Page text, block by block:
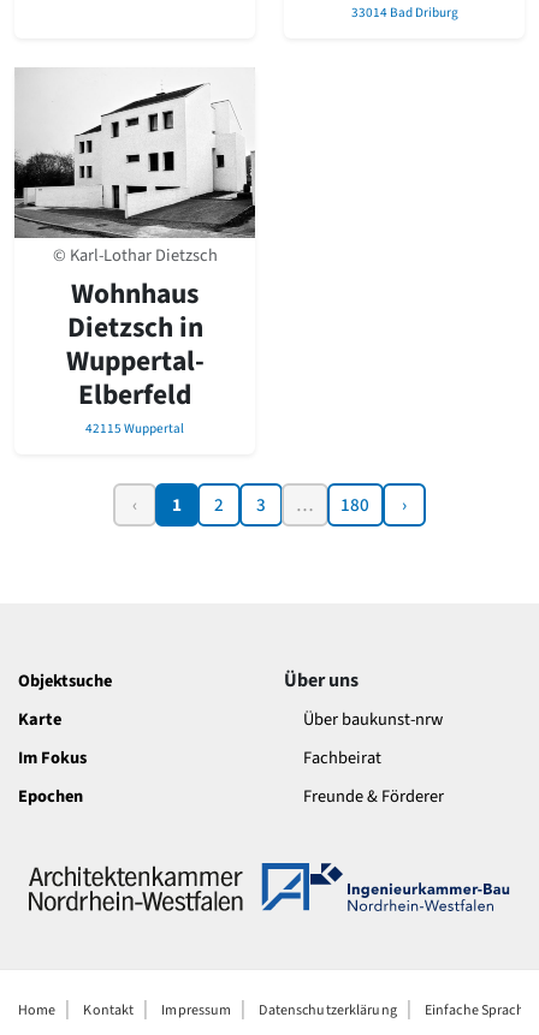
33014 Bad Driburg
© Karl-Lothar Dietzsch
Wohnhaus
Dietzsch in
Wuppertal-
Elberfeld
42115 Wuppertal
‹ 1 2 3 … 180 ›
Objektsuche
Karte
Im Fokus
Epochen
Über uns
Über baukunst-nrw
Fachbeirat
Freunde & Förderer
Home Kontakt Impressum Datenschutzerklärung Einfache Sprache